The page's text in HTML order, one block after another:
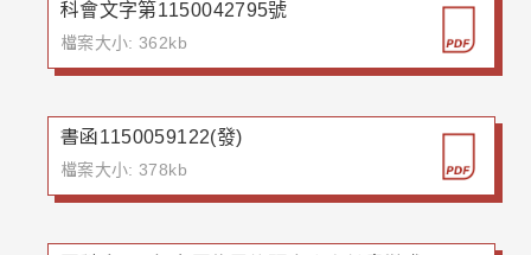
科會文字第1150042795號
檔案大小: 362kb
書函1150059122(發)
檔案大小: 378kb